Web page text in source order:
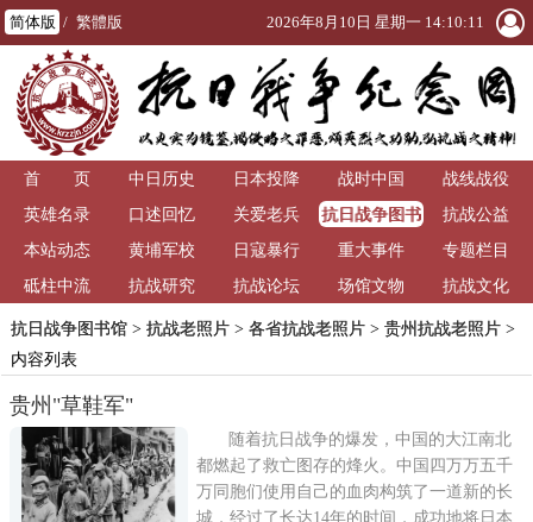
简体版 / 繁體版 2026年8月10日 星期一 14:10:11
首 页 中日历史 日本投降 战时中国
战线战役
英雄名录
口述回忆 关爱老兵
抗日战争图书
馆
抗战公益
本站动态
黄埔军校 日寇暴行 重大事件
专题栏目
砥柱中流
抗战研究 抗战论坛 场馆文物 抗战文化
抗日战争图书馆> 抗战老照片> 各省抗战老照片> 贵州抗战老照片>
内容列表
贵州"草鞋军"
随着抗日战争的爆发，中国的大江南北
都燃起了救亡图存的烽火。中国四万万五千
万同胞们使用自己的血肉构筑了一道新的长
城，经过了长达14年的时间，成功地将日本